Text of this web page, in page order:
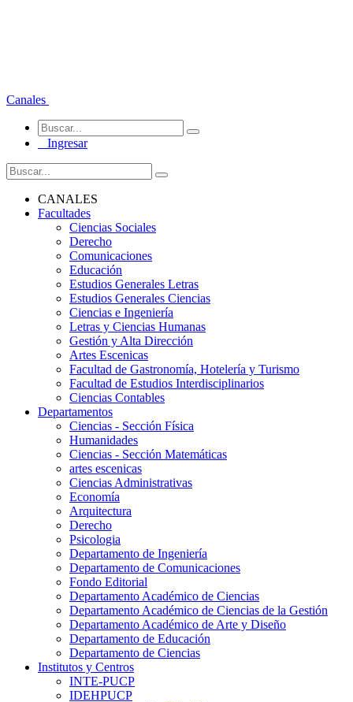
Canales
Ingresar
CANALES
Facultades
Ciencias Sociales
Derecho
Comunicaciones
Educación
Estudios Generales Letras
Estudios Generales Ciencias
Ciencias e Ingeniería
Letras y Ciencias Humanas
Gestión y Alta Dirección
Artes Escenicas
Facultad de Gastronomía, Hotelería y Turismo
Facultad de Estudios Interdisciplinarios
Ciencias Contables
Departamentos
Ciencias - Sección Física
Humanidades
Ciencias - Sección Matemáticas
artes escenicas
Ciencias Administrativas
Economía
Arquitectura
Derecho
Psicologia
Departamento de Ingeniería
Departamento de Comunicaciones
Fondo Editorial
Departamento Académico de Ciencias
Departamento Académico de Ciencias de la Gestión
Departamento Académico de Arte y Diseño
Departamento de Educación
Departamento de Ciencias
Institutos y Centros
INTE-PUCP
IDEHPUCP